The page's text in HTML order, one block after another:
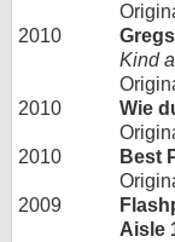
2010
Kind
2010
Wie
2010
Best
2009
Aisle